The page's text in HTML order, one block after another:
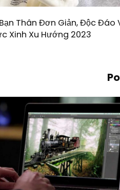
Thân Đơn Giản, Độc Đáo
Xinh Xu Hướng 2023